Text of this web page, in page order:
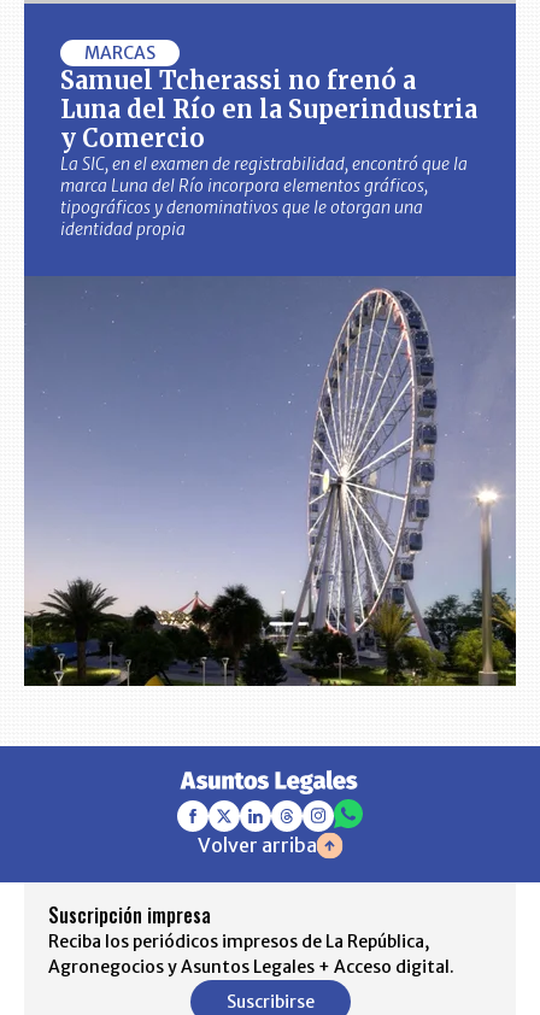
MARCAS
Samuel Tcherassi no frenó a
Luna del Río en la Superindustria
y Comercio
La SIC, en el examen de registrabilidad, encontró que la
marca Luna del Río incorpora elementos gráficos,
tipográficos y denominativos que le otorgan una
identidad propia
Volver arriba
Suscripción impresa
Reciba los periódicos impresos de La República,
Agronegocios y Asuntos Legales + Acceso digital.
Suscribirse